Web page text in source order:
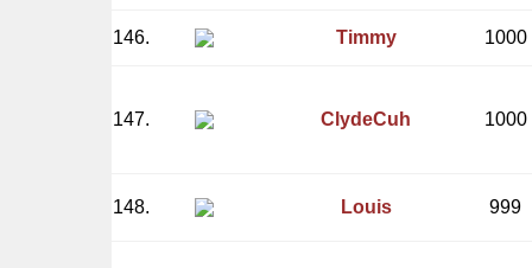
146. Timmy 1000
147. ClydeCuh 1000
148. Louis 999